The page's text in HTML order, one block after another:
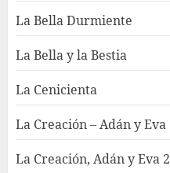
La Bella Durmiente
La Bella y la Bestia
La Cenicienta
La Creación – Adán y Eva
La Creación, Adán y Eva 2